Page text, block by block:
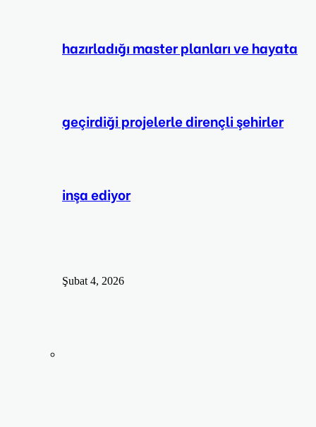
hazırladığı master planları ve hayata
geçirdiği projelerle dirençli şehirler
inşa ediyor
Şubat 4, 2026